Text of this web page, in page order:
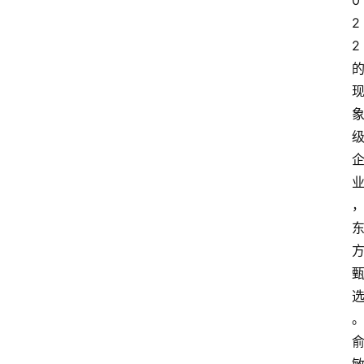
2
2
的
现
象
级
企
业
，
东
方
甄
选
。
俞